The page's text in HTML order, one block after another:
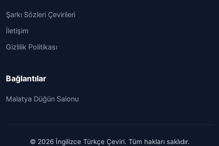
Şarkı Sözleri Çevirileri
İletişim
Gizlilik Politikası
Bağlantılar
Malatya Düğün Salonu
© 2026 İngilizce Türkçe Çeviri. Tüm hakları saklıdır.